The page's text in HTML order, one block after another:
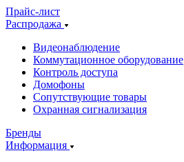
Прайс-лист
Распродажа
Видеонаблюдение
Коммутационное оборудование
Контроль доступа
Домофоны
Сопутствующие товары
Охранная сигнализация
Бренды
Информация